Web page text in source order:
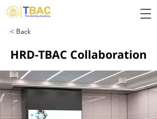
< Back
HRD-TBAC Collaboration